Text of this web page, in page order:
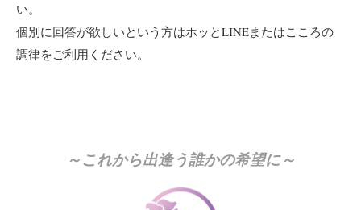
い。
個別に回答が欲しいという方はホッとLINEまたはこころの
調律をご利用ください。
～これから出逢う誰かの希望に～